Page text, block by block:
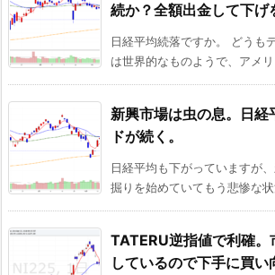
続か？全額出金して下げ
日経平均続落ですか。 どうも
は世界的なものようで、アメ
新興市場は虫の息。日経
ドが続く。
日経平均も下がっていますが
掘りを始めていてもう悲惨な
TATERU逆指値で利確。
しているので下手に買い